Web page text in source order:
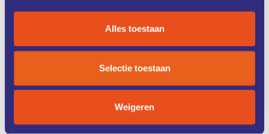
Alles toestaan
Selectie toestaan
Weigeren
DIENSTEN
STUDIES
FINANCIERING
HET
EEN COACH